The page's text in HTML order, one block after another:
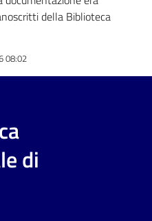
della Biblioteca
08:02
di